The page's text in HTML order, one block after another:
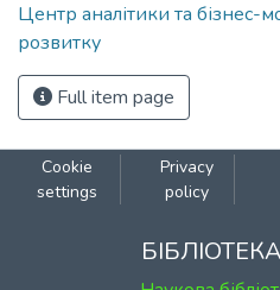
Центр аналітики та бізнес-
розвитку
Full item page
Cookie
settings
Privacy
policy